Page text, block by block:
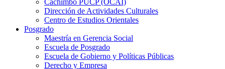
Cachimbo PUCP (OCAI)
Dirección de Actividades Culturales
Centro de Estudios Orientales
Posgrado
Maestría en Gerencia Social
Escuela de Posgrado
Escuela de Gobierno y Políticas Públicas
Derecho y Empresa